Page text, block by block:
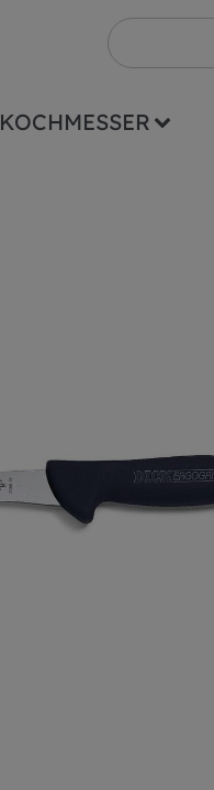
KOCHMESSER